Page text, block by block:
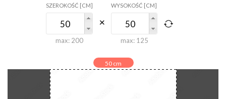
50 cm
SZEROKOŚĆ [CM]
max: 200
WYSOKOŚĆ [CM]
max: 125